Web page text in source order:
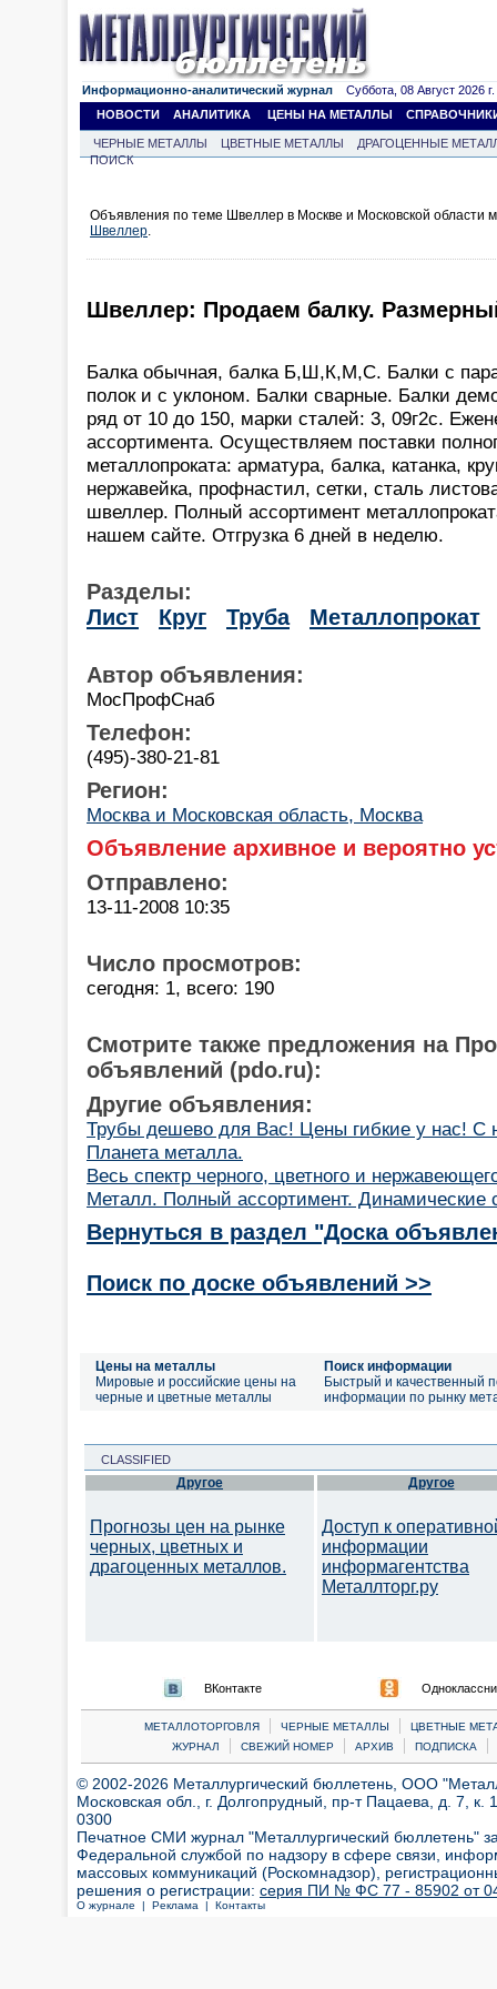
Информационно-аналитический журнал Суббота, 08 Август 2026 г.
НОВОСТИ
АНАЛИТИКА ЦЕНЫ НА МЕТАЛЛЫ
ЧЕРНЫЕ МЕТАЛЛЫ ЦВЕТНЫЕ МЕТАЛЛЫ
ДРАГОЦЕННЫЕ
ПОИСК
Объявления по теме Швеллер в Москве и Московской области
Швеллер.
Швеллер: Продаем балку.
Балка обычная, балка Б,Ш,К,М,С. Балки с
полок и с уклоном. Балки сварные. Балки
ряд от 10 до 150, марки сталей: 3, 09г2с.
ассортимента. Осуществляем поставки
металлопроката: арматура, балка, катанка,
нержавейка, профнастил, сетки, сталь
швеллер. Полный ассортимент
нашем сайте. Отгрузка 6 дней в неделю.
Разделы:
Лист
Круг Труба Металлопрокат
Автор объявления:
МосПрофСнаб
Телефон:
(495)-380-21-81
Регион:
Москва и Московская область, Москва
Объявление архивное и вероятно
Отправлено:
13-11-2008 10:35
Число просмотров:
сегодня: 1, всего: 190
Смотрите также предложения на
объявлений (pdo.ru):
Другие объявления:
Трубы дешево для Вас! Цены гибкие у нас! С
Планета металла.
Весь спектр черного, цветного и
Металл. Полный ассортимент. Динамические
Вернуться в раздел "Доска
Поиск по доске объявлений >>
Цены на металлы
Мировые и российские цены на
черные и цветные металлы
Поиск информации
Быстрый и качественный
информации по рынку
CLASSIFIED
Другое
Прогнозы цен на рынке
черных, цветных и
драгоценных металлов.
Другое
Доступ к
информации
информагентства
Металлторг.ру
ВКонтакте
МЕТАЛЛОТОРГОВЛЯ | ЧЕРНЫЕ МЕТАЛЛЫ |
ЦВЕТНЫЕ
ЖУРНАЛ
| СВЕЖИЙ НОМЕР | АРХИВ | ПОДПИСКА |
© 2002-2026 Металлургический бюллетень, ООО
Московская обл., г. Долгопрудный, пр-т Пацаева, д. 7,
0300
Печатное СМИ журнал "Металлургический бюллетень"
Федеральной службой по надзору в сфере связи,
массовых коммуникаций (Роскомнадзор),
решения о регистрации: серия ПИ № ФС 77 - 85902 от 04
О журнале | Реклама | Контакты